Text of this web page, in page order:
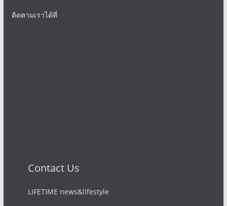
ติดตามเราได้ที่
Contact Us
LIFETIME news&lifestyle